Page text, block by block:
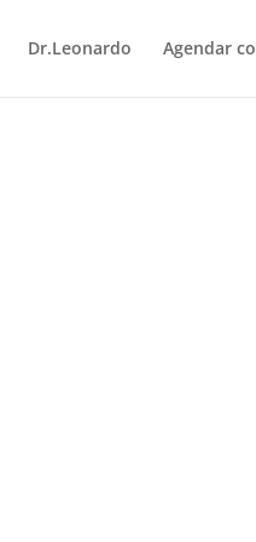
Dr.Leonardo
Agendar